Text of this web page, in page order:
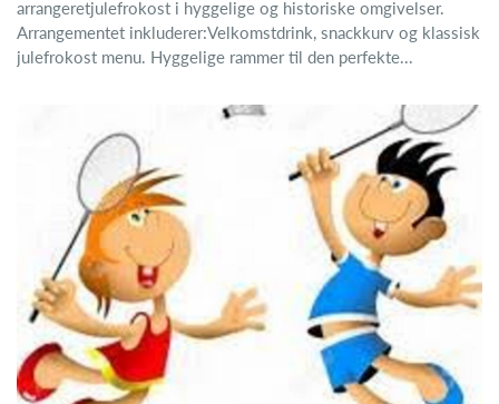
arrangeretjulefrokost i hyggelige og historiske omgivelser.
Arrangementet inkluderer:Velkomstdrink, snackkurv og klassisk
julefrokost menu. Hyggelige rammer til den perfekte...